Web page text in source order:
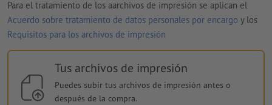
Para el tratamiento de los aarchivos de impresión se aplican el
Acuerdo sobre tratamiento de datos personales por encargo y los
Requisitos para los archivos de impresión
Tus archivos de impresión
Puedes subir tus archivos de impresión antes o
después de la compra.